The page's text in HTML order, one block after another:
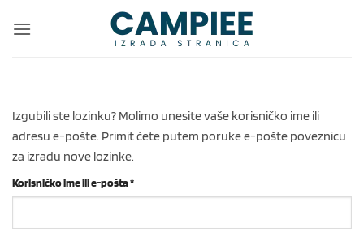
Izgubili ste lozinku? Molimo unesite vaše korisničko ime ili
adresu e-pošte. Primit ćete putem poruke e-pošte poveznicu
za izradu nove lozinke.
Korisničko ime ili e-pošta*Obvezno